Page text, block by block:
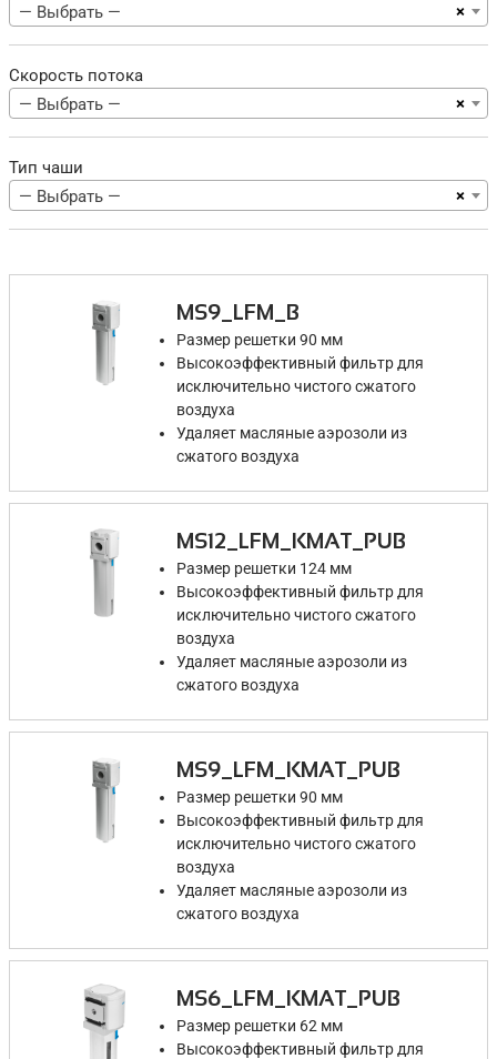
×
— Выбрать —
Скорость потока
×
— Выбрать —
Тип чаши
×
— Выбрать —
MS9_LFM_B
Размер решетки 90 мм
Высокоэффективный фильтр для
исключительно чистого сжатого
воздуха
Удаляет масляные аэрозоли из
сжатого воздуха
MS12_LFM_KMAT_PUB
Размер решетки 124 мм
Высокоэффективный фильтр для
исключительно чистого сжатого
воздуха
Удаляет масляные аэрозоли из
сжатого воздуха
MS9_LFM_KMAT_PUB
Размер решетки 90 мм
Высокоэффективный фильтр для
исключительно чистого сжатого
воздуха
Удаляет масляные аэрозоли из
сжатого воздуха
MS6_LFM_KMAT_PUB
Размер решетки 62 мм
Высокоэффективный фильтр для